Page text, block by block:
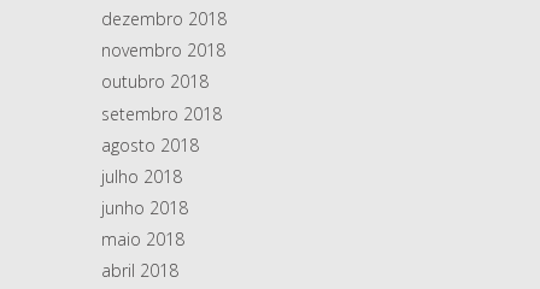
dezembro 2018
novembro 2018
outubro 2018
setembro 2018
agosto 2018
julho 2018
junho 2018
maio 2018
abril 2018